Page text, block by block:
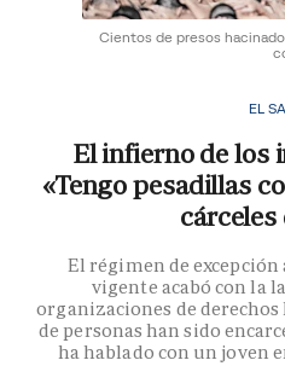
Cientos de presos
EL
El infierno de los
«Tengo pesadillas
cárceles
El régimen de excepción
vigente acabó con la
organizaciones de
de personas han sido
ha hablado con un joven